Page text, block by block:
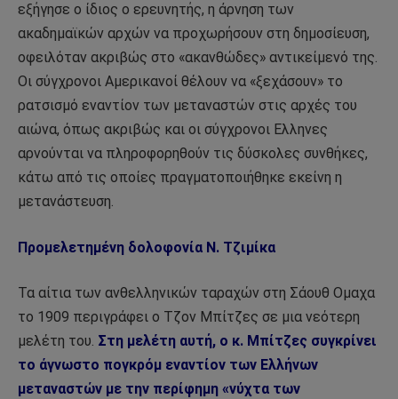
εξήγησε ο ίδιος ο ερευνητής, η άρνηση των
ακαδημαϊκών αρχών να προχωρήσουν στη δημοσίευση,
οφειλόταν ακριβώς στο «ακανθώδες» αντικείμενό της.
Οι σύγχρονοι Αμερικανοί θέλουν να «ξεχάσουν» το
ρατσισμό εναντίον των μεταναστών στις αρχές του
αιώνα, όπως ακριβώς και οι σύγχρονοι Ελληνες
αρνούνται να πληροφορηθούν τις δύσκολες συνθήκες,
κάτω από τις οποίες πραγματοποιήθηκε εκείνη η
μετανάστευση.
Προμελετημένη δολοφονία Ν. Τζιμίκα
Τα αίτια των ανθελληνικών ταραχών στη Σάουθ Ομαχα
το 1909 περιγράφει ο Τζον Μπίτζες σε μια νεότερη
μελέτη του. Στη μελέτη αυτή, ο κ. Μπίτζες συγκρίνει
το άγνωστο πογκρόμ εναντίον των Ελλήνων
μεταναστών με την περίφημη «νύχτα των